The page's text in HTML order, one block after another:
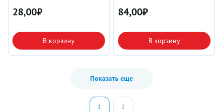
28,00₽
В корзину
84,00₽
В корзину
Показать еще
1 2